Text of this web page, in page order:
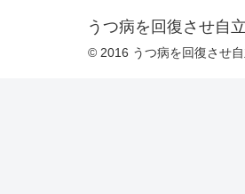
うつ病を回復させ自
© 2016 うつ病を回復させ自